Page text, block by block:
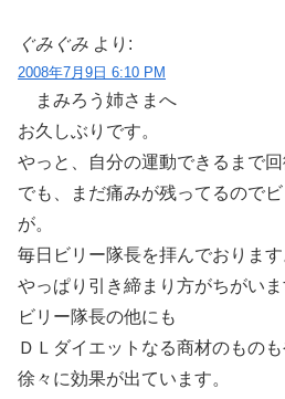
ぐみぐみ より:
2008年7月9日 6:10 PM
まみろう姉さまへ
お久しぶりです。
やっと、自分の運動できるまで
でも、まだ痛みが残ってるので
が。
毎日ビリー隊長を拝んでおります
やっぱり引き締まり方がちがいま
ビリー隊長の他にも
ＤＬダイエットなる商材のもの
徐々に効果が出ています。